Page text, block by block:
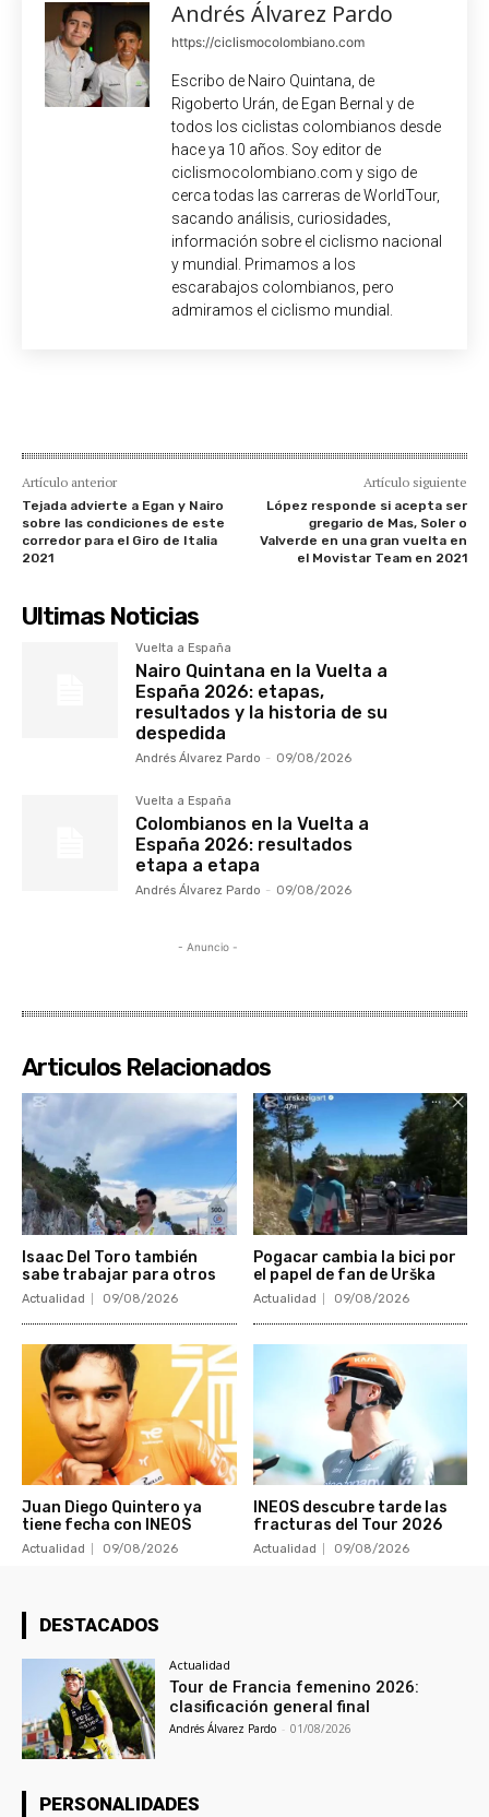
Andrés Álvarez Pardo
https://ciclismocolombiano.com
Escribo de Nairo Quintana, de
Rigoberto Urán, de Egan Bernal y de
todos los ciclistas colombianos desde
hace ya 10 años. Soy editor de
ciclismocolombiano.com y sigo de
cerca todas las carreras de WorldTour,
sacando análisis, curiosidades,
información sobre el ciclismo nacional
y mundial. Primamos a los
escarabajos colombianos, pero
admiramos el ciclismo mundial.
Artículo anterior
Tejada advierte a Egan y Nairo
sobre las condiciones de este
corredor para el Giro de Italia
2021
Artículo siguiente
López responde si acepta ser
gregario de Mas, Soler o
Valverde en una gran vuelta en
el Movistar Team en 2021
Ultimas Noticias
Vuelta a España
Nairo Quintana en la Vuelta a
España 2026: etapas,
resultados y la historia de su
despedida
Andrés Álvarez Pardo - 09/08/2026
Vuelta a España
Colombianos en la Vuelta a
España 2026: resultados
etapa a etapa
Andrés Álvarez Pardo - 09/08/2026
- Anuncio -
Articulos Relacionados
Isaac Del Toro también
sabe trabajar para otros
Actualidad 09/08/2026
Pogacar cambia la bici por
el papel de fan de Urška
Actualidad 09/08/2026
Juan Diego Quintero ya
tiene fecha con INEOS
Actualidad 09/08/2026
INEOS descubre tarde las
fracturas del Tour 2026
Actualidad 09/08/2026
DESTACADOS
Actualidad
Tour de Francia femenino 2026:
clasificación general final
Andrés Álvarez Pardo - 01/08/2026
PERSONALIDADES